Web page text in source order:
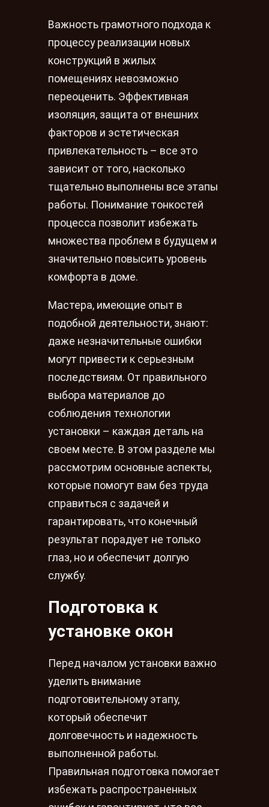
Важность грамотного подхода к
процессу реализации новых
конструкций в жилых
помещениях невозможно
переоценить. Эффективная
изоляция, защита от внешних
факторов и эстетическая
привлекательность – все это
зависит от того, насколько
тщательно выполнены все этапы
работы. Понимание тонкостей
процесса позволит избежать
множества проблем в будущем и
значительно повысить уровень
комфорта в доме.
Мастера, имеющие опыт в
подобной деятельности, знают:
даже незначительные ошибки
могут привести к серьезным
последствиям. От правильного
выбора материалов до
соблюдения технологии
установки – каждая деталь на
своем месте. В этом разделе мы
рассмотрим основные аспекты,
которые помогут вам без труда
справиться с задачей и
гарантировать, что конечный
результат порадует не только
глаз, но и обеспечит долгую
службу.
Подготовка к
установке окон
Перед началом установки важно
уделить внимание
подготовительному этапу,
который обеспечит
долговечность и надежность
выполненной работы.
Правильная подготовка помогает
избежать распространенных